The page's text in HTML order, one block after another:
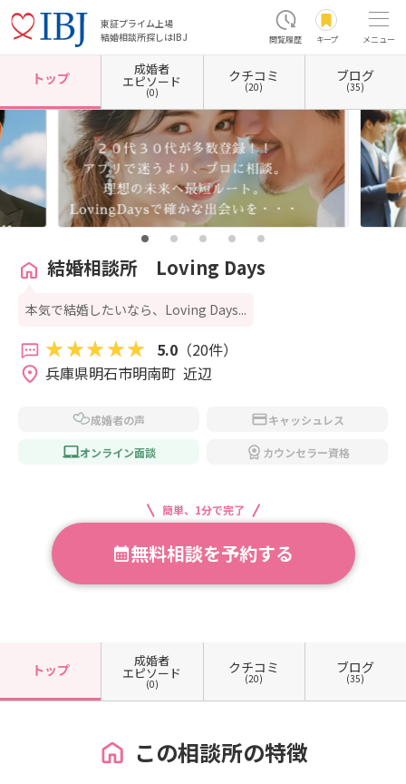
東証プライム上場
結婚相談所探しはIBJ
閲覧履歴 キープ メニュー
ホーム 兵庫県の結婚相談所 兵庫県明石市 結婚相談所 Loving Days
トップ
成婚者
エピソード
(0)
クチコミ
(20)
ブログ
(35)
結婚相談所 Loving Days
本気で結婚したいなら、Loving Days...
5.0（20件）
兵庫県明石市明南町  近辺
成婚者の声 キャッシュレス
オンライン面談 カウンセラー資格
簡単、1分で完了
無料相談を予約する
トップ
成婚者
エピソード
(0)
クチコミ
(20)
ブログ
(35)
この相談所の特徴